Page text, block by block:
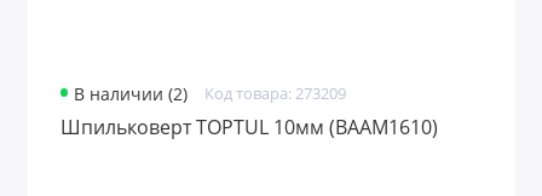
В наличии (2) Код товара: 273209
Шпильковерт TOPTUL 10мм (BAAM1610)